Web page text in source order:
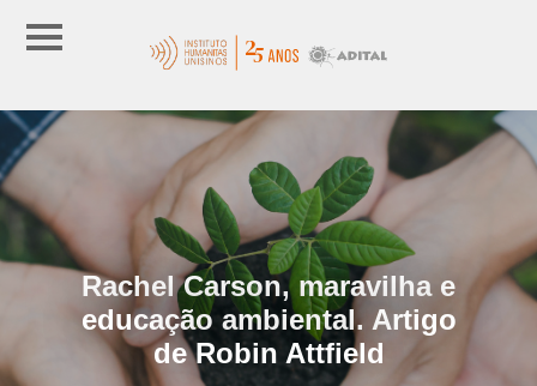
Rachel Carson, maravilha e
educação ambiental. Artigo
de Robin Attfield